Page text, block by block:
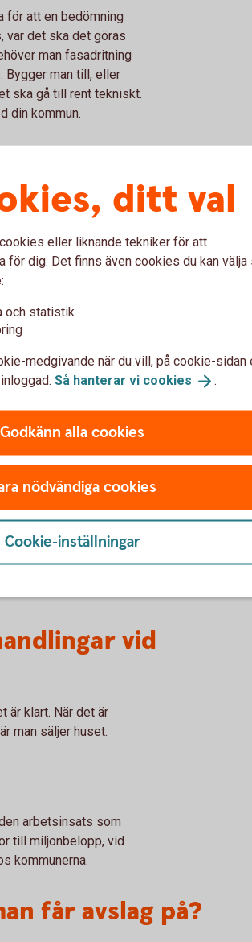
för att en bedömning
var det ska det göras
man fasadritning
Bygger man till, eller
ska gå till rent tekniskt.
din kommun.
fått
det när man får sitt
behöver gå fyra
man först bygglov
förutsättning att alla
bygga.
inom fem år.
inom en viss tidsperiod.
kommit in
som prövar om den
oftast projekt som
eller att man
vid
är klart. När det är
man säljer huset.
arbetsinsats som
till miljonbelopp, vid
kommunerna.
får avslag på?
ditt val
eller liknande tekniker för att
för dig. Det finns även cookies du kan välja
och statistik
medgivande när du vill, på cookie-sidan
Så hanterar vi cookies .
Godkänn alla cookies
nödvändiga cookies
Cookie-inställningar